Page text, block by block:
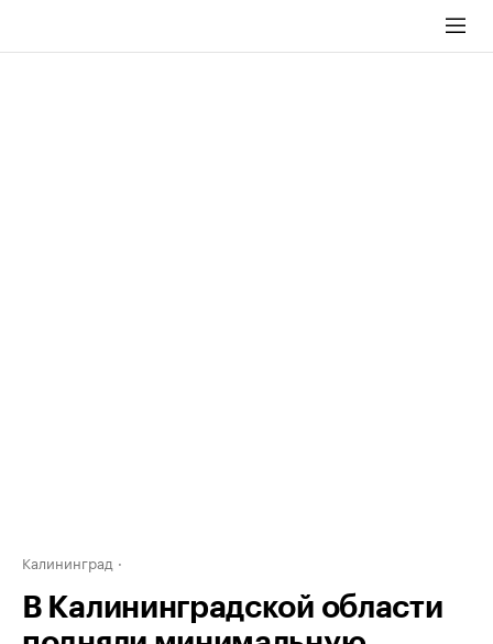
Калининград
В Калининградской области